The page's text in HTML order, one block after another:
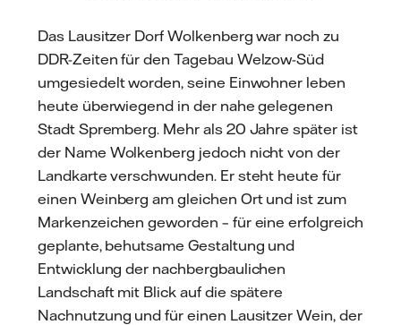
Das Lausitzer Dorf Wolkenberg war noch zu
DDR-Zeiten für den Tagebau Welzow-Süd
umgesiedelt worden, seine Einwohner leben
heute überwiegend in der nahe gelegenen
Stadt Spremberg. Mehr als 20 Jahre später ist
der Name Wolkenberg jedoch nicht von der
Landkarte verschwunden. Er steht heute für
einen Weinberg am gleichen Ort und ist zum
Markenzeichen geworden – für eine erfolgreich
geplante, behutsame Gestaltung und
Entwicklung der nachbergbaulichen
Landschaft mit Blick auf die spätere
Nachnutzung und für einen Lausitzer Wein, der